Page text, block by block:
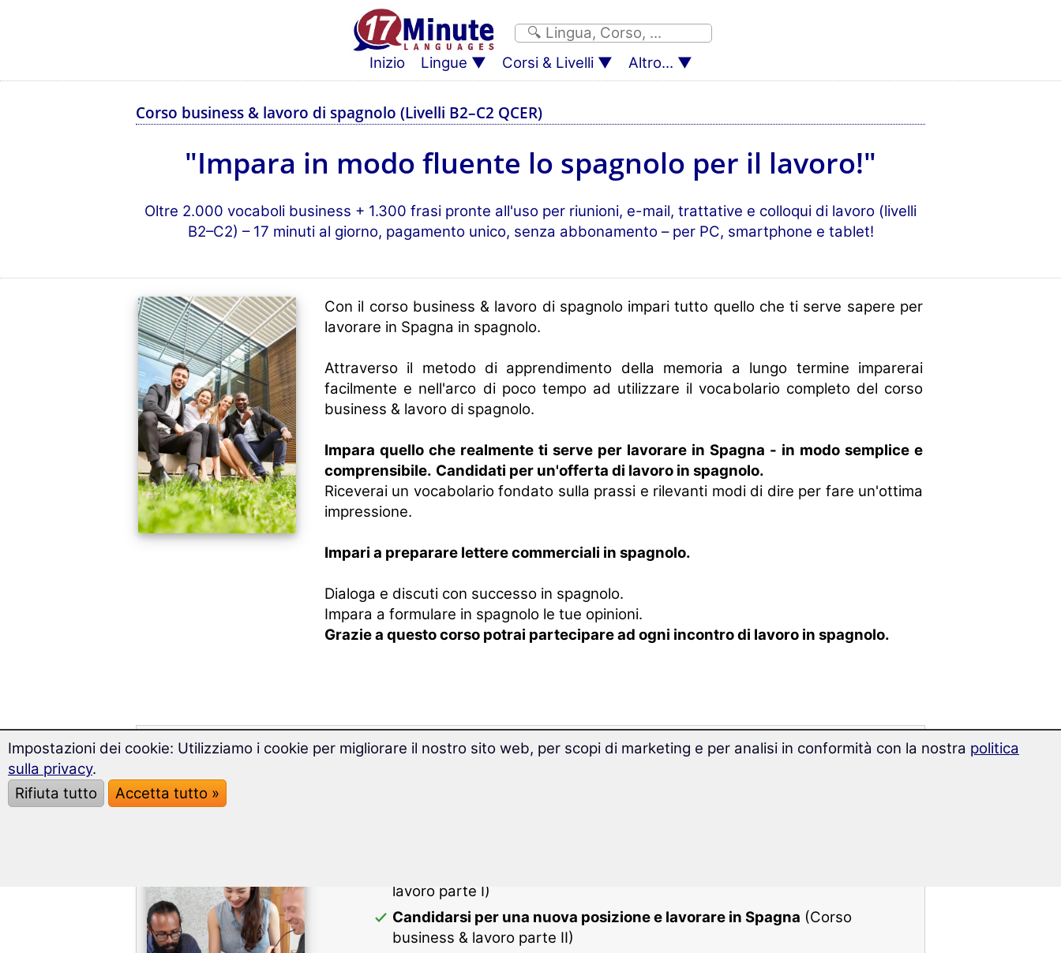
Inizio Lingue Corsi & Livelli Altro...
Corso business & lavoro di spagnolo (Livelli B2–C2 QCER)
"Impara in modo fluente lo spagnolo per il lavoro!"
Oltre 2.000 vocaboli business + 1.300 frasi pronte all'uso per riunioni, e-mail, trattative e colloqui di lavoro (livelli
B2–C2) – 17 minuti al giorno, pagamento unico, senza abbonamento – per PC, smartphone e tablet!
Con il corso business & lavoro di spagnolo impari tutto quello che ti serve sapere per
lavorare in Spagna in spagnolo.
Attraverso il metodo di apprendimento della memoria a lungo termine imparerai
facilmente e nell'arco di poco tempo ad utilizzare il vocabolario completo del corso
business & lavoro di spagnolo.
Impara quello che realmente ti serve per lavorare in Spagna - in modo semplice e
comprensibile. Candidati per un'offerta di lavoro in spagnolo.
Riceverai un vocabolario fondato sulla prassi e rilevanti modi di dire per fare un'ottima
impressione.
Impari a preparare lettere commerciali in spagnolo.
Dialoga e discuti con successo in spagnolo.
Impara a formulare in spagnolo le tue opinioni.
Grazie a questo corso potrai partecipare ad ogni incontro di lavoro in spagnolo.
lavoro parte I)
Candidarsi per una nuova posizione e lavorare in Spagna (Corso
business & lavoro parte II)
Impostazioni dei cookie: Utilizziamo i cookie per migliorare il nostro sito web, per scopi di marketing e per analisi in conformità con la nostra politica
sulla privacy.
Rifiuta tutto
Accetta tutto »